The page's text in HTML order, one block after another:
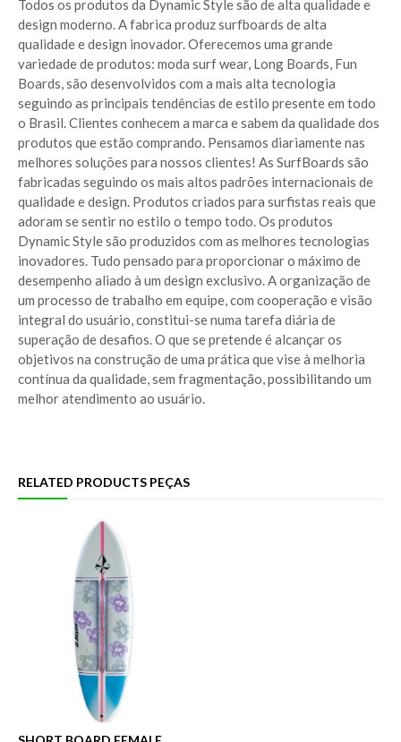
Todos os produtos da Dynamic Style são de alta qualidade e
design moderno. A fabrica produz surfboards de alta
qualidade e design inovador. Oferecemos uma grande
variedade de produtos: moda surf wear, Long Boards, Fun
Boards, são desenvolvidos com a mais alta tecnologia
seguindo as principais tendências de estilo presente em todo
o Brasil. Clientes conhecem a marca e sabem da qualidade dos
produtos que estão comprando. Pensamos diariamente nas
melhores soluções para nossos clientes! As SurfBoards são
fabricadas seguindo os mais altos padrões internacionais de
qualidade e design. Produtos criados para surfistas reais que
adoram se sentir no estilo o tempo todo. Os produtos
Dynamic Style são produzidos com as melhores tecnologias
inovadores. Tudo pensado para proporcionar o máximo de
desempenho aliado à um design exclusivo. A organização de
um processo de trabalho em equipe, com cooperação e visão
integral do usuário, constitui-se numa tarefa diária de
superação de desafios. O que se pretende é alcançar os
objetivos na construção de uma prática que vise à melhoria
contínua da qualidade, sem fragmentação, possibilitando um
melhor atendimento ao usuário.
RELATED PRODUCTS PEÇAS